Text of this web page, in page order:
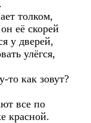
толком,
её скорей
у дверей,
улёгся,
то как зовут?
все по
красной.